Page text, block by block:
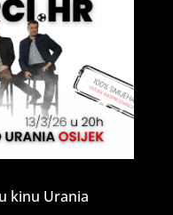
kinu Urania